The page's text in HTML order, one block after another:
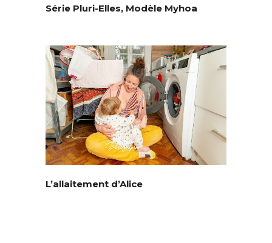
© Copyright Mattgroar / Mes photographies ne sont pas libres de droits
Série Pluri-Elles, Modèle Myhoa
L’allaitement d’Alice